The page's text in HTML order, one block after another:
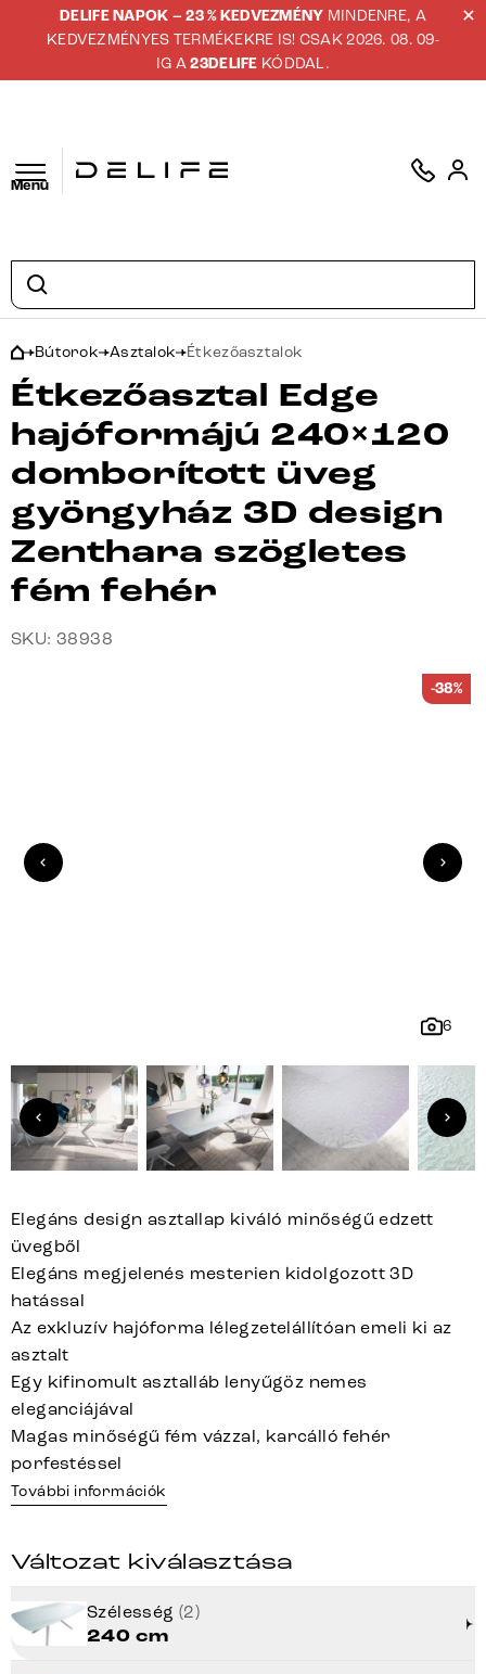
DELIFE NAPOK – 23 % KEDVEZMÉNY MINDENRE, A
KEDVEZMÉNYES TERMÉKEKRE IS! CSAK 2026. 08. 09-
IG A23DELIFE KÓDDAL.
Menü
Bútorok Asztalok Étkezőasztalok
Étkezőasztal Edge
hajóformájú 240×120
domborított üveg
gyöngyház 3D design
Zenthara szögletes
fém fehér
SKU: 38938
6
-38%
Elegáns design asztallap kiváló minőségű edzett
üvegből
Elegáns megjelenés mesterien kidolgozott 3D
hatással
Az exkluzív hajóforma lélegzetelállítóan emeli ki az
asztalt
Egy kifinomult asztalláb lenyűgöz nemes
eleganciájával
Magas minőségű fém vázzal, karcálló fehér
porfestéssel
További információk
Változat kiválasztása
Szélesség (2)
240 cm